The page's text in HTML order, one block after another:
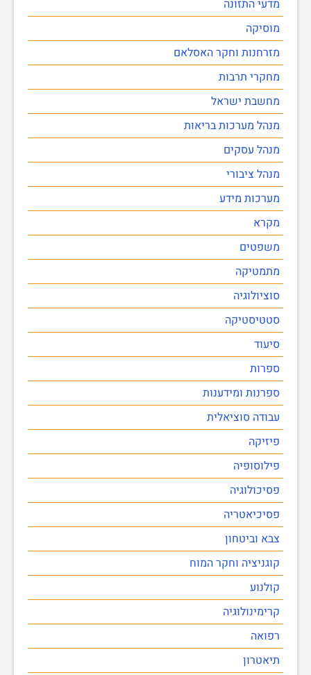
מדעי התזונה
מוסיקה
מזרחנות וחקר האסלאם
מחקרי תרבות
מחשבת ישראל
מנהל מערכות בריאות
מנהל עסקים
מנהל ציבורי
מערכות מידע
מקרא
משפטים
מתמטיקה
סוציולוגיה
סטטיסטיקה
סיעוד
ספרות
ספרנות ומידענות
עבודה סוציאלית
פיזיקה
פילוסופיה
פסיכולוגיה
פסיכיאטריה
צבא וביטחון
קוגניציה וחקר המוח
קולנוע
קרימינולוגיה
רפואה
תיאטרון